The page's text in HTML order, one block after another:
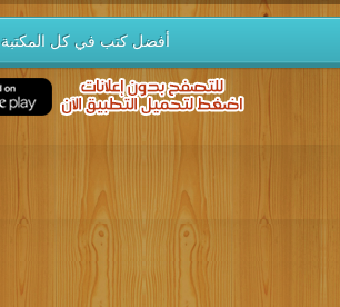
أفضل كتب في كل المكتبة